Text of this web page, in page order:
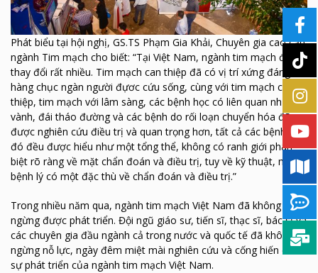
Phát biểu tại hội nghị, GS.TS Phạm Gia Khải, Chuyên gia cao cấp
ngành Tim mạch cho biết: “Tại Việt Nam, ngành tim mạch đã
thay đổi rất nhiều. Tim mạch can thiệp đã có vị trí xứng đáng với
hàng chục ngàn người đựơc cứu sống, cùng với tim mạch can
thiệp, tim mạch với lâm sàng, các bệnh học có liên quan như suy
vành, đái tháo đường và các bệnh do rối loạn chuyển hóa đã
được nghiên cứu điều trị và quan trọng hơn, tất cả các bệnh lý
đó đều được hiểu như một tổng thể, không có ranh giới phân
biệt rõ ràng về mặt chẩn đoán và điều trị, tuy về kỹ thuật, mỗi
bệnh lý có một đặc thù về chẩn đoán và điều trị.”
Trong nhiều năm qua, ngành tim mạch Việt Nam đã không
ngừng được phát triển. Đội ngũ giáo sư, tiến sĩ, thạc sĩ, bác sĩ và
các chuyên gia đầu ngành cả trong nước và quốc tế đã không
ngừng nỗ lực, ngày đêm miệt mài nghiên cứu và cống hiến cho
sự phát triển của ngành tim mạch Việt Nam.